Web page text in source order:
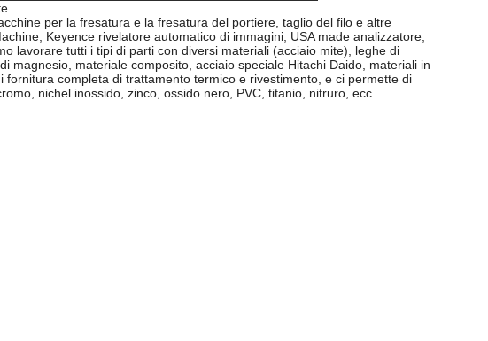
per la fresatura e la fresatura del portiere, taglio del filo e altre
Keyence rivelatore automatico di immagini, USA made analizzatore,
lavorare tutti i tipi di parti con diversi materiali (acciaio mite), leghe di
materiale composito, acciaio speciale Hitachi Daido, materiali in
completa di trattamento termico e rivestimento, e ci permette di
nichel inossido, zinco, ossido nero, PVC, titanio, nitruro, ecc.